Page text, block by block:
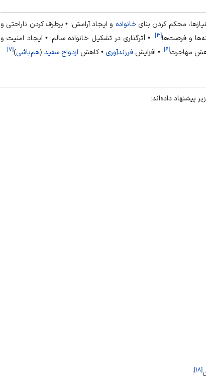
محکم کردن بنایخانواده و ایجاد آرامش؛ • برطرف کردن ناراحتی و
و فرصت‌ها[۳]؛ • أثرگذاری در تشکیل خانواده سالم؛ • ایجاد امنیت و
مهاجرت[۶]؛ • افزایش فرزندآوری • کاهش ازدواج سفید (هم‌باشی)
[۷]
.
پیشنهاد داده‌اند:
[۱۸]؛